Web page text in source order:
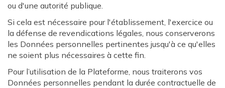
ou d'une autorité publique.
Si cela est nécessaire pour l'établissement, l'exercice ou
la défense de revendications légales, nous conserverons
les Données personnelles pertinentes jusqu'à ce qu'elles
ne soient plus nécessaires à cette fin.
Pour l’utilisation de la Plateforme, nous traiterons vos
Données personnelles pendant la durée contractuelle de